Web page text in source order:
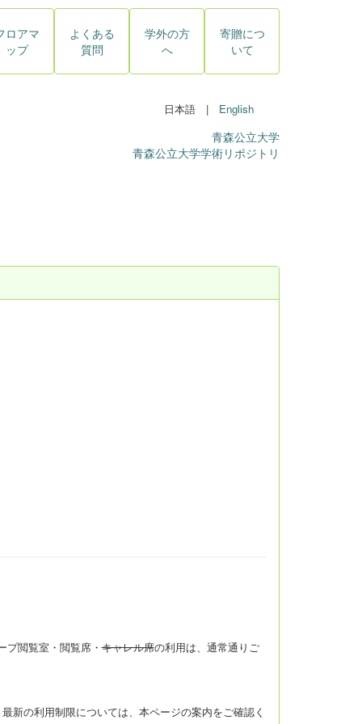
ロアマ
ップ
よくある
質問
学外の方
へ
寄贈につ
いて
日本語 | English
青森公立大学
青森公立大学学術リポジトリ
プ閲覧室・閲覧席・キャレル席の利用は、通常通りご
新の利用制限については、本ページの案内をご確認く